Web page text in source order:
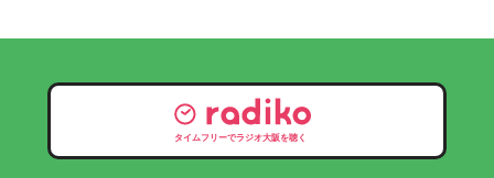
タイムフリーでラジオ大阪を聴く